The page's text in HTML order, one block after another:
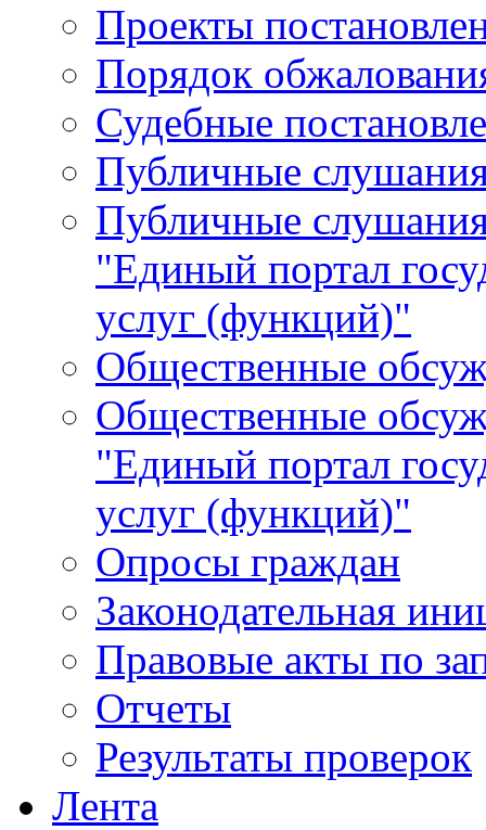
Проекты
Порядок
Судебные
Публичные
Публичные
"Единый портал
услуг (функций)"
Общественные
Общественные
"Единый портал
услуг (функций)"
Опросы граждан
Законодательная
Правовые акты по
Отчеты
Результаты проверок
Лента